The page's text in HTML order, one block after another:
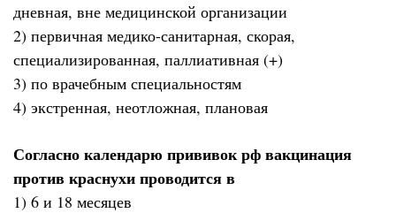
дневная, вне медицинской организации
2) первичная медико-санитарная, скорая,
специализированная, паллиативная (+)
3) по врачебным специальностям
4) экстренная, неотложная, плановая
Согласно календарю прививок рф вакцинация
против краснухи проводится в
1) 6 и 18 месяцев